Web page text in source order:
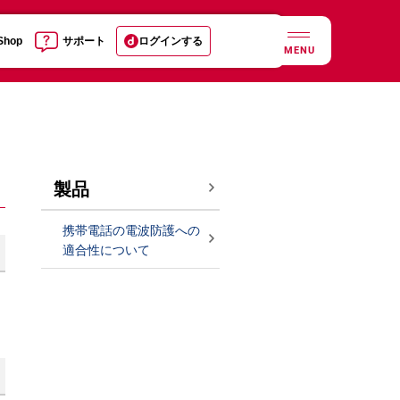
サポート ログインする
MENU
製品
携帯電話の電波防護への
適合性について